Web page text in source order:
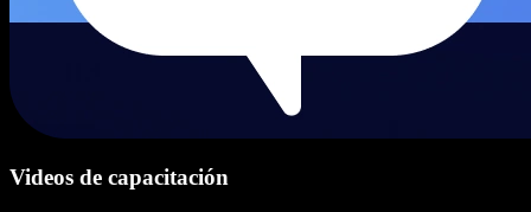
Videos de capacitación